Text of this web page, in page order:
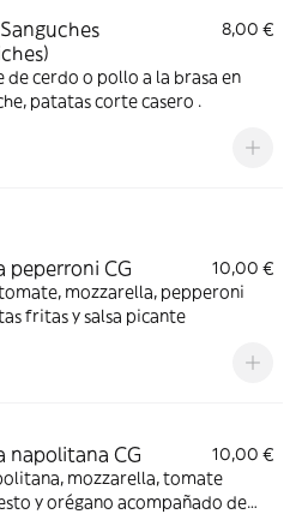
8,00 €
de cerdo o pollo a la brasa en
patatas corte casero .
peperroni CG
10,00 €
mozzarella, pepperoni
fritas y salsa picante
napolitana CG
10,00 €
mozzarella, tomate
y orégano acompañado de